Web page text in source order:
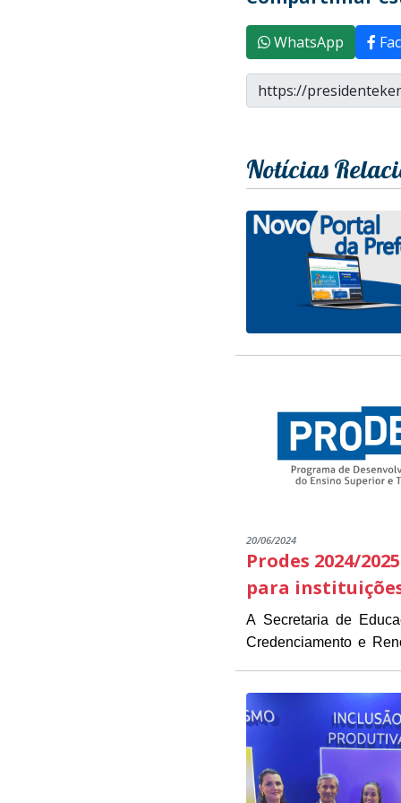
WhatsApp
Notícias
20/06/2024
Prodes 2024/
para
A Secretaria de
Credenciamento e
O objetivo do Edital é
das instituições já
necessários para a inscrição.
O PRODES/PK é um
parcerias que visam
EDITAL